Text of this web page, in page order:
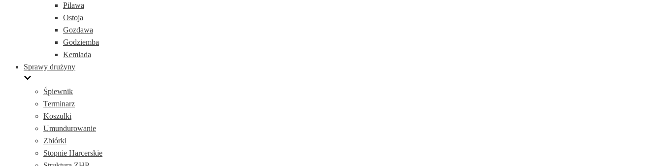
Pilawa
Ostoja
Gozdawa
Godziemba
Kemlada
Sprawy drużyny
Śpiewnik
Terminarz
Koszulki
Umundurowanie
Zbiórki
Stopnie Harcerskie